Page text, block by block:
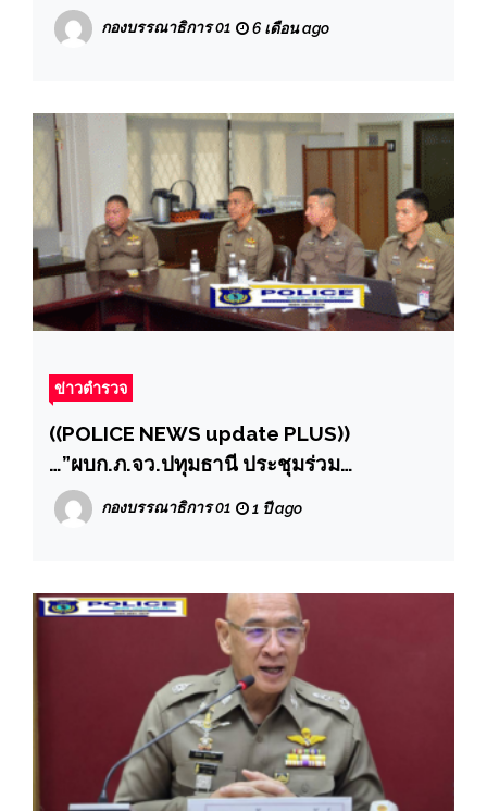
CARE“ตรวจสอบบัญชีมิจฉาชีพ” และ “ตรวจ
สอบเบอร์มิจฉาชีพ” แนะเช็กก่อน โหลดไว้ ไม่
กองบรรณาธิการ 01 6 เดือน ago
ข่าวตำรวจ
((POLICE NEWS update PLUS))
…”ผบก.ภ.จว.ปทุมธานี ประชุมร่วม
จัด”โครงการ “รอบรั้วมหาวิทยาลัยปลอดภัย”
กองบรรณาธิการ 01 1 ปี ago